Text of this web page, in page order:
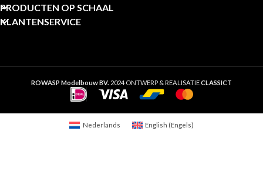
PRODUCTEN OP SCHAAL
KLANTENSERVICE
ROWASP Modelbouw BV. 2024 ONTWERP & REALISATIECLASSICT
Nederlands English (Engels)